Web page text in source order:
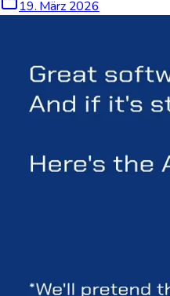
19. März 2026